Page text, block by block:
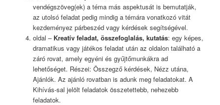
vendégszöveg(ek) a téma más aspektusát is bemutatják,
az utolsó feladat pedig mindig a témára vonatkozó vitát
kezdeményez párbeszéd vagy kérdések segítségével.
oldal – Kreatív feladat, összefoglalás, kutatás: egy képes,
dramatikus vagy játékos feladat után az oldalon található a
záró rovat, amely egyéni és gyűjtőmunkákra ad
lehetőséget. Részei: Összegző kérdések, Nézz utána,
Ajánlók. Az ajánló rovatban is adunk meg feladatokat. A
Kihívás-sal jelölt feladatok összetettebb, nehezebb
feladatok.